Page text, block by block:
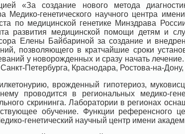
«За создание нового метода
Медико-генетического научного центра
по медицинской генетике Минздрава
развития медицинской помощи детям и
Елены Байбариной за создание и
позволяющего в кратчайшие сроки
у новорожденных и сразу начать
Петербурга, Краснодара, Ростова-на-Дону,
врожденный гипотериоз,
проводится в региональных медико-
скрининга. Лаборатории в регионах
обучение. Функции референсного
генетический научный центр имени